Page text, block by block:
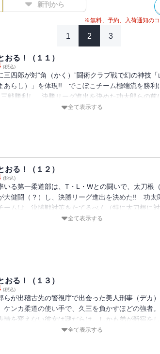
新刊から
※無料、予約、入荷通知の
1 2 3
おる！（１１）
(税込)
三四郎が対“角（かく）”闘術クラブ戦で幻の神技「
あらし）」を体現!! でこぼこチーム極端流を勝利
戦勝利し、決勝リーグ進出を決めた功太郎らの前
ラー久亭鈴子（きゅうていりんこ）の登場！
全て表示する
おる！（１２）
(税込)
いる第一柔道部は、T・L・Wとの闘いで、太刀根
大健闘（？）し、決勝リーグ進出を決めた!! 功太
ームは、決勝戦対策をたてるべく（特に太刀根に
全て表示する
おる！（１３）
(税込)
らが出稽古先の警視庁で出会った美人刑事（デカ
ケンカ柔道の使い手で、久三を負かすほどの強者
情を変えない彼女は謎だらけ。しかも弟が新宿を
全て表示する